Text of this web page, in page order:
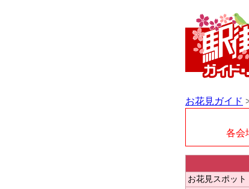
お花見ガイド
各会
お花見スポット